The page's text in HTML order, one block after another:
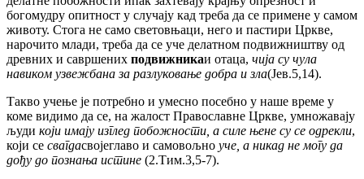
богомудру опитност у случају кад треба да се примене у самом
животу. Стога не само световњаци, него и пастири Цркве,
нарочито млади, треба да се уче делатном подвижништву од
древних и савршених подвижникаи отаца, чија су чула
навиком узвежбана за разлуковање добра и зла(Јев.5,14).
Такво учење је потребно и умесно посебно у наше време у
коме видимо да се, на жалост Православне Цркве, умножавају
људи који имају изглед побожности, а силе њене су се одрекли,
који се свагдасвојеглаво и самовољно уче, а никад не могу да
дођу до познања истине (2.Тим.3,5-7).